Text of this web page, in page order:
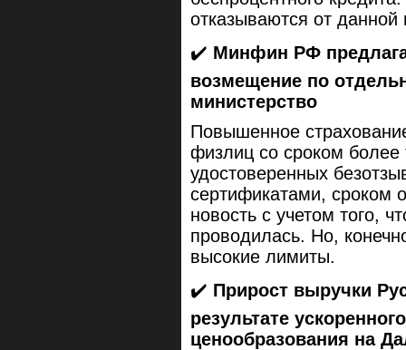
отказываются от данной
✔️ Минфин РФ
возмещение по
министерство
Повышенное
физлиц со сроком более
удостоверенных
сертификатами, сроком
новость с учетом того,
проводилась. Но,
высокие лимиты.
✔️ Прирост выручки
результате
ценообразования на